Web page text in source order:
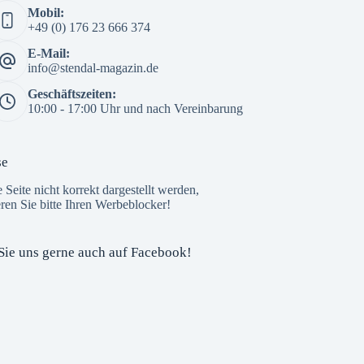
3 Wochen her
Einschulung steht vor der Tür! 🌟
Am 15. August beginnt für viele Kinder ein
ganz neuer Lebensabschnitt. Die Vorfreude
Hier finden Sie alles, was kleine ABC-
Schützen für einen gelungenen Schulstart
Foto
Mobil:
+49 (0) 176 23 666 374
E-Mail:
info@stendal-magazin.de
Geschäftszeiten:
10:00 - 17:00 Uhr und nach Vereinbarung
Seite nicht korrekt dargestellt werden,
Sie bitte Ihren Werbeblocker!
uns gerne auch auf Facebook!